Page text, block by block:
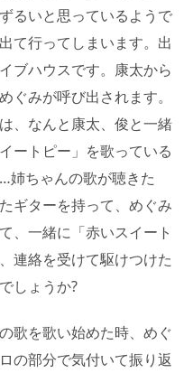
るいと思っているようで
て行ってしまいます。出
ブハウスです。康太から
ぐみが呼び出されます。
、なんと康太、俊と一緒
ートピー」を歌っている
姉ちゃんの歌が聴きた
ギターを持って、めぐみ
、一緒に「赤いスイート
連絡を受けて駆けつけた
しょうか?
歌を歌い始めた時、めぐ
の部分で気付いて振り返